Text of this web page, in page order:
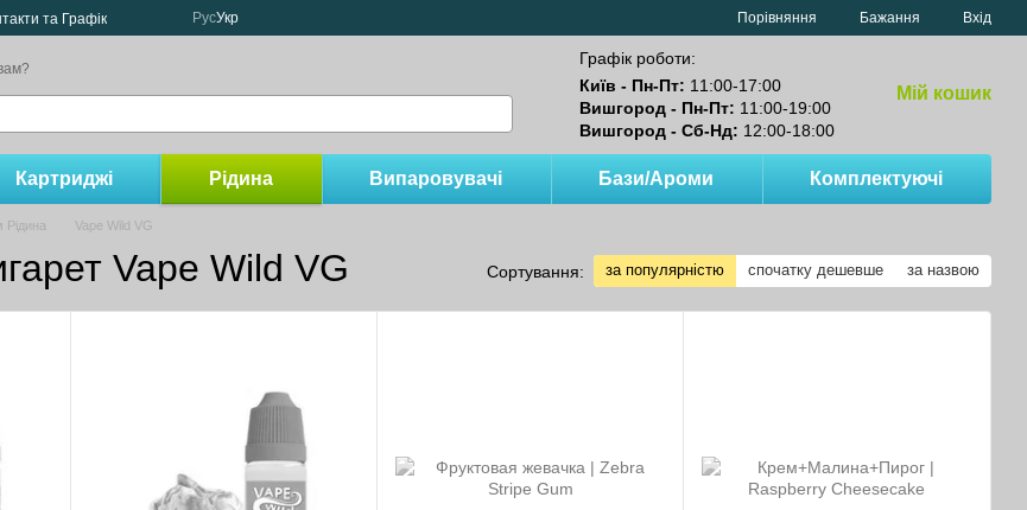
та Графік РусУкр Порівняння Бажання Вхід
Графік роботи:
Київ - Пн-Пт: 11:00-17:00
Вишгород - Пн-Пт: 11:00-19:00
Вишгород - Сб-Нд: 12:00-18:00
Мій кошик
Картриджі Рідина Випаровувачі Бази/Ароми Комплектуючі
Рідина Vape Wild VG
Vape Wild VG Сортування: за популярністю спочатку дешевше за назвою